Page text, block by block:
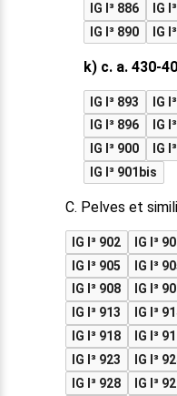
IG I³ 886
IG
IG I³ 890
IG
k) c. a. 430-
IG I³ 893 IG
IG I³ 896
IG
IG I³ 900
IG
IG I³ 901bis
C. Pelves et
IG I³ 902 IG I³
IG I³ 905
IG I³
IG I³ 908
IG I³
IG I³ 913
IG I³
IG I³ 918
IG I³
IG I³ 923
IG I³
IG I³ 928
IG I³